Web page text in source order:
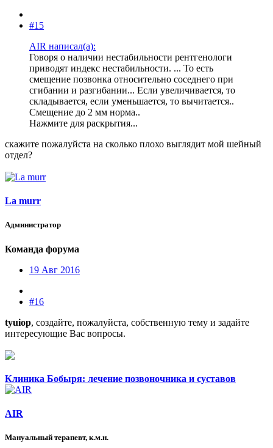
#15
AIR написал(а):
Говоря о наличии нестабильности рентгенологи
приводят индекс нестабильности. ... То есть
смещение позвонка относительно соседнего при
сгибании и разгибании... Если увеличивается, то
складывается, если уменьшается, то вычитается..
Смещение до 2 мм норма..
Нажмите для раскрытия...
скажите пожалуйста на сколько плохо выглядит мой шейный
отдел?
La murr
Администратор
Команда форума
19 Авг 2016
#16
tyuiop, создайте, пожалуйста, собственную тему и задайте
интересующие Вас вопросы.
Клиника Бобыря: лечение позвоночника и суставов
AIR
Мануальный терапевт, к.м.н.